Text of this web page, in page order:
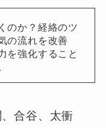
のか？経絡のツ
の流れを改善
を強化すること
合谷、太衝